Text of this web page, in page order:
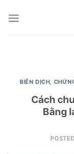
BIÊN DỊCH,
Cách
Bằng